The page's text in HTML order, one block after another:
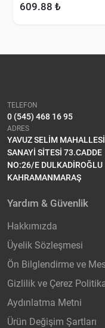
609.88 ₺
TELEFON
0 (545) 468 16 95
ADRES
YAVUZ SELİM
SANAYİ SİTESİ 73.CADDE
NO:26/E DULKADİROĞLU
KAHRAMANMARAŞ
Yardım & Güvenlik
Hakkımızda
Üyelik Sözleşmesi
Ön Bilglendirme ve
Gizlilik ve Çerez
Aydınlatma Metni
Ürün Değişim Şartları